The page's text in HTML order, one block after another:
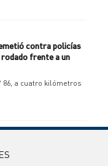
contra policías
frente a un
86, a cuatro kilómetros